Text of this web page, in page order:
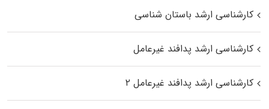
کارشناسی ارشد باستان شناسی
کارشناسی ارشد پدافند غیرعامل
کارشناسی ارشد پدافند غیرعامل ۲